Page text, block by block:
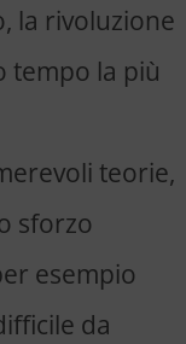
la rivoluzione
tempo la più
teorie,
sforzo
esempio
da